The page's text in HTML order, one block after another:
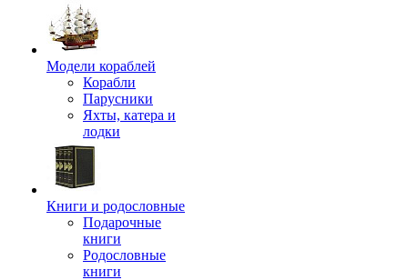
Модели кораблей
Корабли
Парусники
Яхты, катера и
лодки
Книги и родословные
Подарочные
книги
Родословные
книги